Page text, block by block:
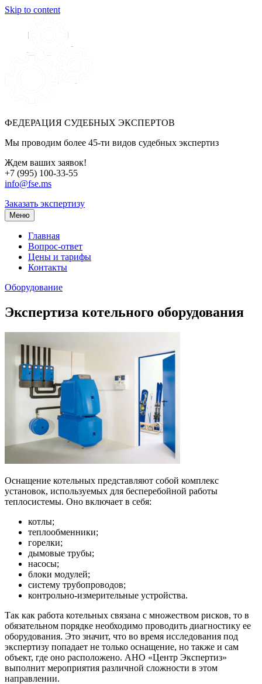
Skip to content
ФЕДЕРАЦИЯ СУДЕБНЫХ ЭКСПЕРТОВ
Мы проводим более 45-ти видов судебных экспертиз
Ждем ваших заявок!
+7 (995) 100-33-55
info@fse.ms
Заказать экспертизу
Меню
Главная
Вопрос-ответ
Цены и тарифы
Контакты
Оборудование
Экспертиза котельного оборудования
Оснащение котельных представляют собой комплекс
установок, используемых для бесперебойной работы
теплосистемы. Оно включает в себя:
котлы;
теплообменники;
горелки;
дымовые трубы;
насосы;
блоки модулей;
систему трубопроводов;
контрольно-измерительные устройства.
Так как работа котельных связана с множеством рисков, то в
обязательном порядке необходимо проводить диагностику ее
оборудования. Это значит, что во время исследования под
экспертизу попадает не только оснащение, но также и сам
объект, где оно расположено. АНО «Центр Экспертиз»
выполнит мероприятия различной сложности в этом
направлении.